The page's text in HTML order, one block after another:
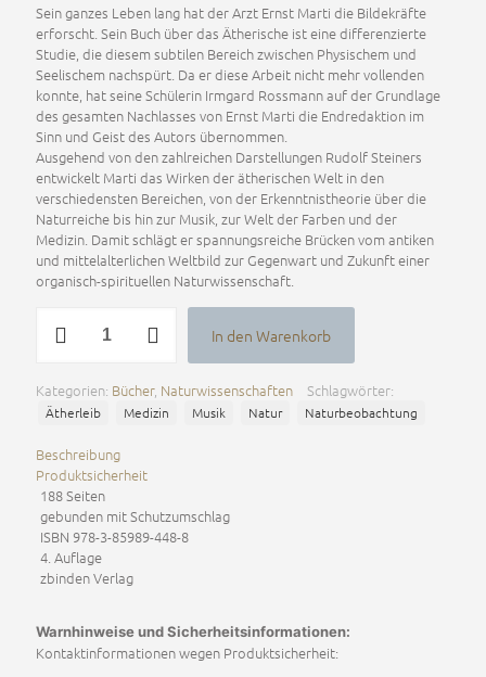
Sein ganzes Leben lang hat der Arzt Ernst Marti die Bildekräfte
erforscht. Sein Buch über das Ätherische ist eine differenzierte
Studie, die diesem subtilen Bereich zwischen Physischem und
Seelischem nachspürt. Da er diese Arbeit nicht mehr vollenden
konnte, hat seine Schülerin Irmgard Rossmann auf der Grundlage
des gesamten Nachlasses von Ernst Marti die Endredaktion im
Sinn und Geist des Autors übernommen.
Ausgehend von den zahlreichen Darstellungen Rudolf Steiners
entwickelt Marti das Wirken der ätherischen Welt in den
verschiedensten Bereichen, von der Erkenntnistheorie über die
Naturreiche bis hin zur Musik, zur Welt der Farben und der
Medizin. Damit schlägt er spannungsreiche Brücken vom antiken
und mittelalterlichen Weltbild zur Gegenwart und Zukunft einer
organisch-spirituellen Naturwissenschaft.
Ätherische
In den Warenkorb
Alternative:
Kategorien: Bücher, Naturwissenschaften Schlagwörter:
Ätherleib Medizin Musik Natur Naturbeobachtung
Beschreibung
Produktsicherheit
188 Seiten
gebunden mit Schutzumschlag
ISBN 978-3-85989-448-8
4. Auflage
zbinden Verlag
Warnhinweise und Sicherheitsinformationen:
Kontaktinformationen wegen Produktsicherheit: